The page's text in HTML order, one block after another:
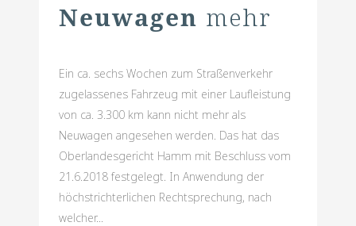
Neuwagen mehr
Ein ca. sechs Wochen zum Straßenverkehr
zugelassenes Fahrzeug mit einer Laufleistung
von ca. 3.300 km kann nicht mehr als
Neuwagen angesehen werden. Das hat das
Oberlandesgericht Hamm mit Beschluss vom
21.6.2018 festgelegt. In Anwendung der
höchstrichterlichen Rechtsprechung, nach
welcher...